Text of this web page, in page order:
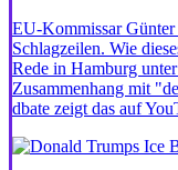
EU-Kommissar
Schlagzeilen. Wie
Rede in Hamburg
Zusammenhang mit
dbate zeigt das auf